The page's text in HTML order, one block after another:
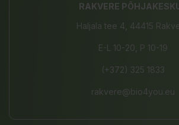
RAKVERE
Haljala tee 4, 44415
E-L 10-20, P 10-19
(+372) 325 1833
rakvere@bio4you.eu